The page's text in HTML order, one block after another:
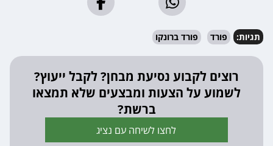
תגיות: פורד פורד ברונקו
רוצים לקבוע נסיעת מבחן? לקבל ייעוץ?
לשמוע על הצעות ומבצעים שלא תמצאו
ברשת?
לחצו לשיחה עם נציג